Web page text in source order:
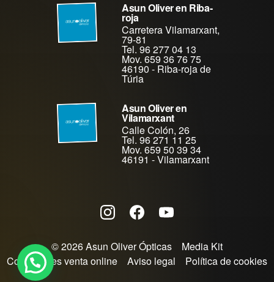
Asun Oliver en Riba-
roja
Carretera Vilamarxant,
79-81
Tel. 96 277 04 13
Mov. 659 36 76 75
46190 - Riba-roja de
Túria
Asun Oliver en
Vilamarxant
Calle Colón, 26
Tel. 96 271 11 25
Mov. 659 50 39 34
46191 -Vilamarxant
© 2026 Asun Oliver Ópticas
Media Kit
Condiciones venta online
Aviso legal Política de cookies